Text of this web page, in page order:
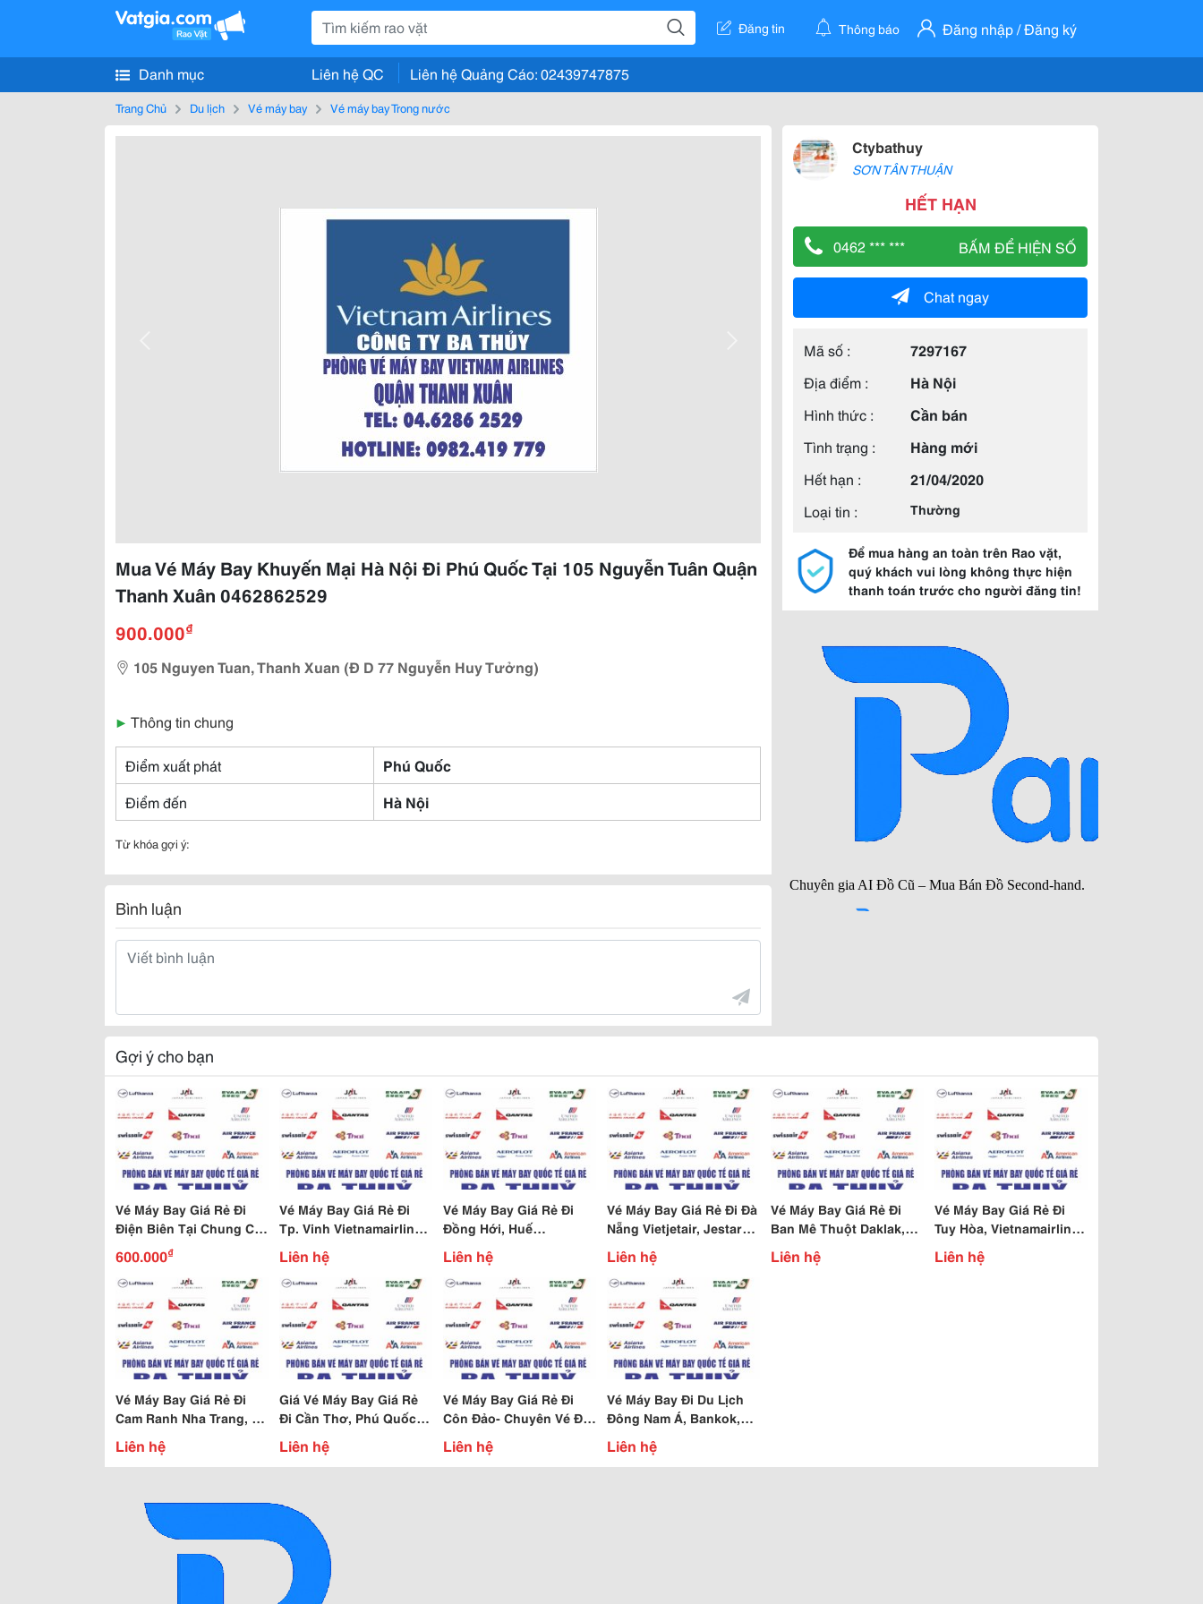
Đăng tin Thông báo Đăng nhập / Đăng ký
Danh mục Liên hệ QC Liên hệ Quảng Cáo: 02439747875
Trang Chủ Du lịch Vé máy bay Vé máy bay Trong nước
Mua Vé Máy Bay Khuyến Mại Hà Nội Đi Phú Quốc Tại 105 Nguyễn Tuân Quận
Thanh Xuân 0462862529
900.000₫
105 Nguyen Tuan, Thanh Xuan (Đ D 77 Nguyễn Huy Tưởng)
▶ Thông tin chung
Điểm xuất phát
Phú Quốc
Điểm đến
Hà Nội
Từ khóa gợi ý:
Bình luận
Ctybathuy
SƠN TÂN THUẬN
HẾT HẠN
0462 *** *** BẤM ĐỂ HIỆN SỐ
Chat ngay
Mã số :
7297167
Địa điểm :
Hà Nội
Hình thức :
Cần bán
Tình trạng :
Hàng mới
Hết hạn :
21/04/2020
Loại tin :
Thường
Để mua hàng an toàn trên Rao vặt,
quý khách vui lòng không thực hiện
thanh toán trước cho người đăng tin!
Gợi ý cho bạn
Vé Máy Bay Giá Rẻ Đi
Điện Biên Tại Chung Cư
Kim Văn Kim Lũ Hoàng
Mai Hà Nội
600.000₫
Vé Máy Bay Giá Rẻ Đi
Tp. Vinh Vietnamairlines
Tại Kim Văn Kim Lũ
Hoàng Mai Hn
Liên hệ
Vé Máy Bay Giá Rẻ Đi
Đồng Hới, Huế
Vietnairlines Kim Văn
Kim Lũ Hoàng Mai Hà
Nội
Liên hệ
Vé Máy Bay Giá Rẻ Đi Đà
Nẵng Vietjetair, Jestar
Kim Văn Kim Lũ Hoàng
Mai Hà Nội
Liên hệ
Vé Máy Bay Giá Rẻ Đi
Ban Mê Thuột Daklak,
Pleiku Kim Văn Kim Lũ
Hoàng Mai Hn
Liên hệ
Vé Máy Bay Giá Rẻ Đi
Tuy Hòa, Vietnamairlines
Kim Văn Kim Lũ Hoàng
Mai Hà Nội
Liên hệ
Vé Máy Bay Giá Rẻ Đi
Cam Ranh Nha Trang, Đà
Lạt Tại Kim Văn Kim Lũ
Hoàng Mai Hn
Liên hệ
Giá Vé Máy Bay Giá Rẻ
Đi Cần Thơ, Phú Quốc,
Côn Đảo Tại Kim Văn
Kim Lũ Hoàng Mai
Liên hệ
Vé Máy Bay Giá Rẻ Đi
Côn Đảo- Chuyên Vé Đi
Côn Đảo, Đảm Báo Có
Chỗ Hoàng Mai Hn
Liên hệ
Vé Máy Bay Đi Du Lịch
Đông Nam Á, Bankok,
Kualalumpua, Giá Rẻ Tại
Kim Van Kim Lu
Liên hệ